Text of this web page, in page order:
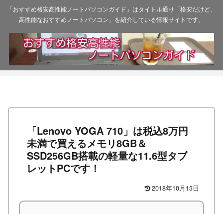
「おすすめ格安高性能ノートパソコンガイド」はタイトル通り「格安だけど、
高性能なおすすめノートパソコン」を紹介している情報サイトです。
「Lenovo YOGA 710」は税込8万円
未満で買えるメモリ8GB＆
SSD256GB搭載の軽量な11.6型タブ
レットPCです！
2018年10月13日